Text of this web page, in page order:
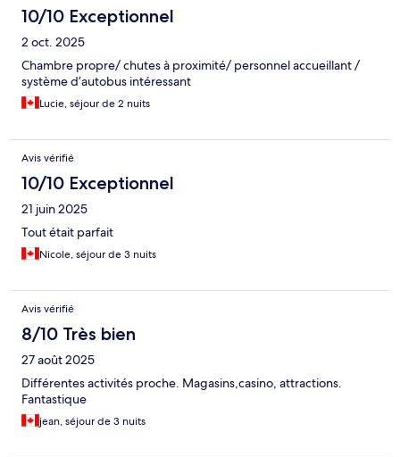
10/10 Exceptionnel
2 oct. 2025
Chambre propre/ chutes à proximité/ personnel accueillant /
système d’autobus intéressant
Lucie, séjour de 2 nuits
Avis vérifié
10/10 Exceptionnel
21 juin 2025
Tout était parfait
Nicole, séjour de 3 nuits
Avis vérifié
8/10 Très bien
27 août 2025
Différentes activités proche. Magasins,casino, attractions.
Fantastique
jean, séjour de 3 nuits